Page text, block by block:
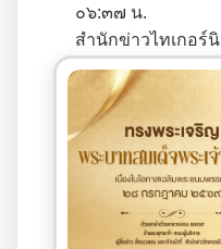
๐๖:๓๗ น.
สำนักข่าวไทเกอร์